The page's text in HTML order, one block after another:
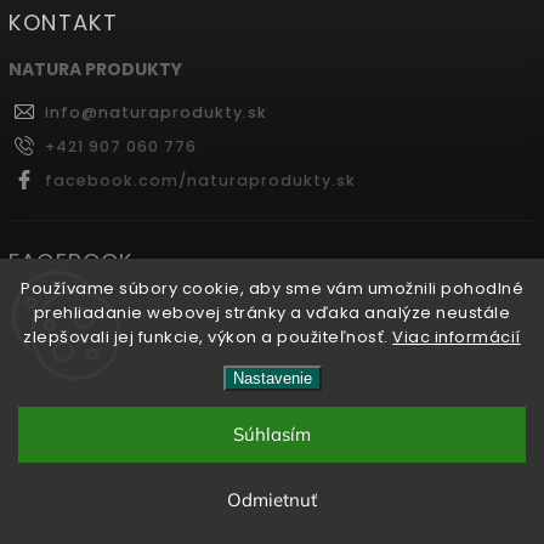
Používame súbory cookie, aby sme vám umožnili pohodlné
prehliadanie webovej stránky a vďaka analýze neustále
zlepšovali jej funkcie, výkon a použiteľnosť.Viac informácií
Nastavenie
Odmietnuť
Súhlasím
KONTAKT
NATURA PRODUKTY
info@naturaprodukty.sk
+421 907 060 776
facebook.com/naturaprodukty.sk
FACEBOOK
Naturaprodukty.sk
vyhradené.
Shoptet| Design